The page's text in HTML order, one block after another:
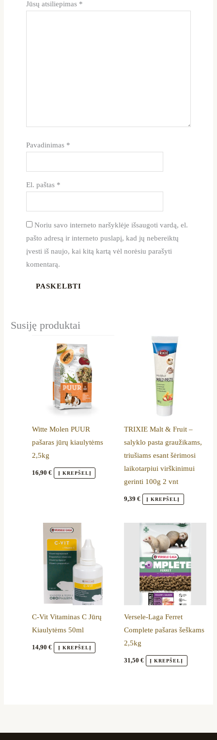
Jūsų atsiliepimas *
Pavadinimas *
El. paštas *
Noriu savo interneto naršyklėje išsaugoti vardą, el.
pašto adresą ir interneto puslapį, kad jų nebereiktų
įvesti iš naujo, kai kitą kartą vėl norėsiu parašyti
komentarą.
Susiję produktai
Witte Molen PUUR
pašaras jūrų kiaulytėms
2,5kg
16,90€ Į KREPŠELĮ
TRIXIE Malt & Fruit –
salyklo pasta graužikams,
triušiams esant šėrimosi
laikotarpiui virškinimui
gerinti 100g 2 vnt
9,39 € Į KREPŠELĮ
C-Vit Vitaminas C Jūrų
Kiaulytėms 50ml
14,90€ Į KREPŠELĮ
Versele-Laga Ferret
Complete pašaras šeškams
2,5kg
31,50 € Į KREPŠELĮ